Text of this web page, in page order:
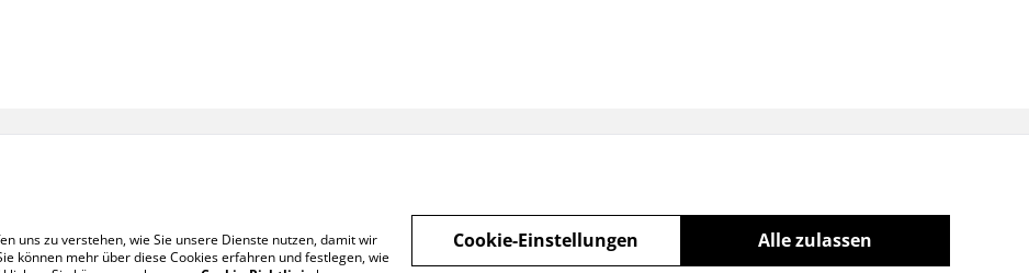
uns zu verstehen, wie Sie unsere Dienste nutzen, damit wir
können mehr über diese Cookies erfahren und festlegen, wie
Alle zulassen
Cookie-Einstellungen